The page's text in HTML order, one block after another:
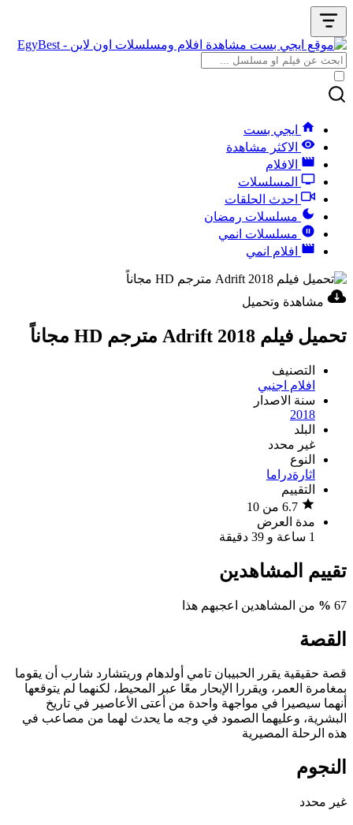
ايجي بست
الاكثر مشاهدة
الافلام
المسلسلات
احدث الحلقات
مسلسلات رمضان
مسلسلات انمي
افلام انمي
مشاهدة وتحميل
تحميل فيلم Adrift 2018 مترجم HD مجاناً
التصنيف
افلام اجنبي
سنة الاصدار
2018
البلد
غير محدد
النوع
اثارةدراما
التقييم
مدة العرض
1 ساعة و 39 دقيقة
تقييم المشاهدين
67
% من المشاهدين اعجبهم هذا
القصة
قصة حقيقية يقرر الحبيبان تامي أولدهام وريتشارد شارب أن يقوما
بمغامرة العمر، ويقررا اﻹبحار معًا عبر المحيط، لكنهما لم يتوقعها
أنهما سيصيرا في مواجهة واحدة من أعتى اﻷعاصير في تاريخ
البشرية، وعليهما الصمود في وجه ما يحدث لهما من مصاعب في
هذه الرحلة المصيرية
النجوم
غير محدد